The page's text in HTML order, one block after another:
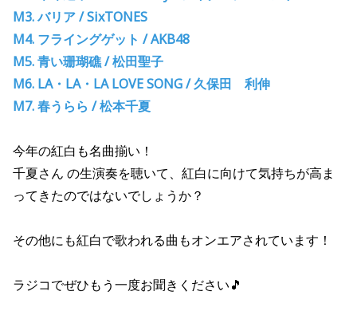
M3. バリア / SixTONES
M4. フライングゲット / AKB48
M5. 青い珊瑚礁 / 松田聖子
M6. LA・LA・LA LOVE SONG / 久保田 利伸
M7. 春うらら / 松本千夏
今年の紅白も名曲揃い！
千夏さん の生演奏を聴いて、紅白に向けて気持ちが高ま
ってきたのではないでしょうか？
その他にも紅白で歌われる曲もオンエアされています！
ラジコでぜひもう一度お聞きください🎵